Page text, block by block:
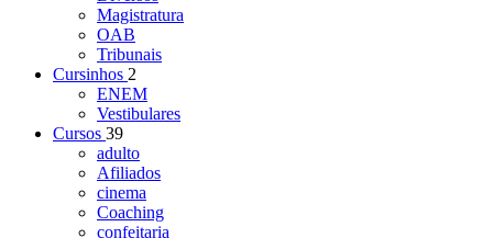
Magistratura
OAB
Tribunais
Cursinhos 2
ENEM
Vestibulares
Cursos 39
adulto
Afiliados
cinema
Coaching
confeitaria